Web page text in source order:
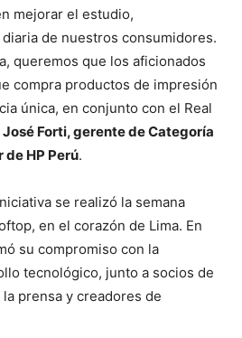
mejorar el estudio,
de nuestros consumidores.
queremos que los aficionados
compra productos de impresión
única, en conjunto con el Real
Forti, gerente de Categoría
de HP Perú.
se realizó la semana
en el corazón de Lima. En
su compromiso con la
tecnológico, junto a socios de
prensa y creadores de